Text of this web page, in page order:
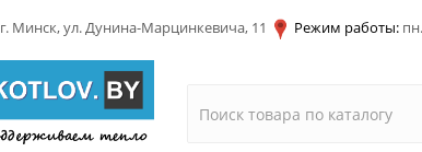
г. Минск, ул. Дунина-Марцинкевича, 11 Режим работы: